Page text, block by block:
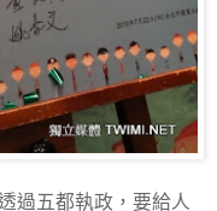
過五都執政，要給人